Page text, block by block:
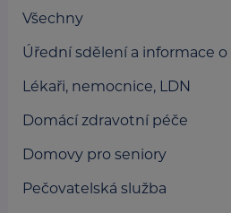
Všechny
Úřední sdělení a informace
Lékaři, nemocnice, LDN
Domácí zdravotní péče
Domovy pro seniory
Pečovatelská služba